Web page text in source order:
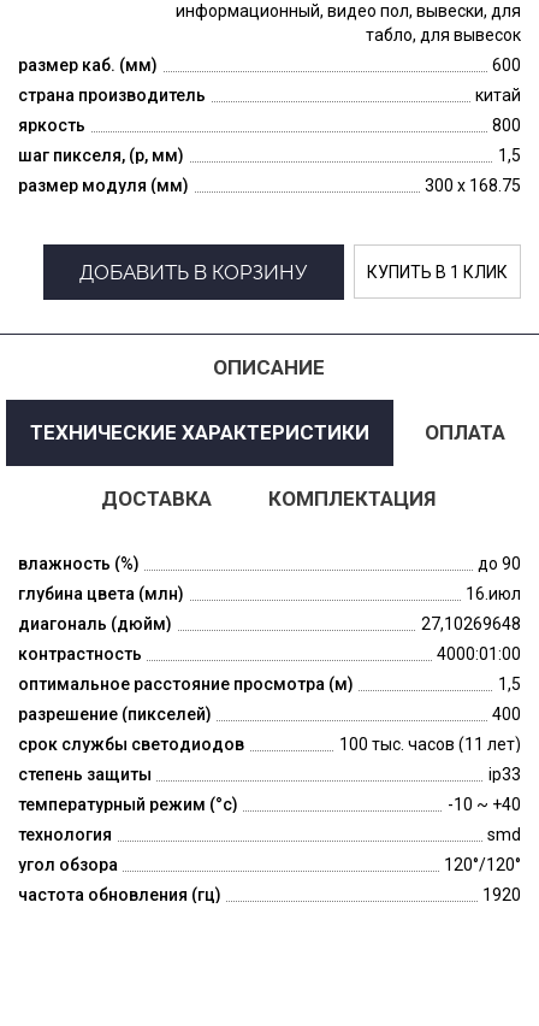
информационный, видео пол, вывески, для
табло, для вывесок
размер каб. (мм)
600
страна производитель
китай
яркость
800
шаг пикселя, (p, мм)
1,5
размер модуля (мм)
300 x 168.75
ДОБАВИТЬ В КОРЗИНУ КУПИТЬ В 1 КЛИК
ОПИСАНИЕ
ТЕХНИЧЕСКИЕ ХАРАКТЕРИСТИКИ ОПЛАТА
ДОСТАВКА КОМПЛЕКТАЦИЯ
влажность (%)
до 90
глубина цвета (млн)
16.июл
диагональ (дюйм)
27,10269648
контрастность
4000:01:00
оптимальное расстояние просмотра (м)
1,5
разрешение (пикселей)
400
срок службы светодиодов
100 тыс. часов (11 лет)
степень защиты
ip33
температурный режим (°c)
-10 ~ +40
технология
smd
угол обзора
120°/120°
частота обновления (гц)
1920